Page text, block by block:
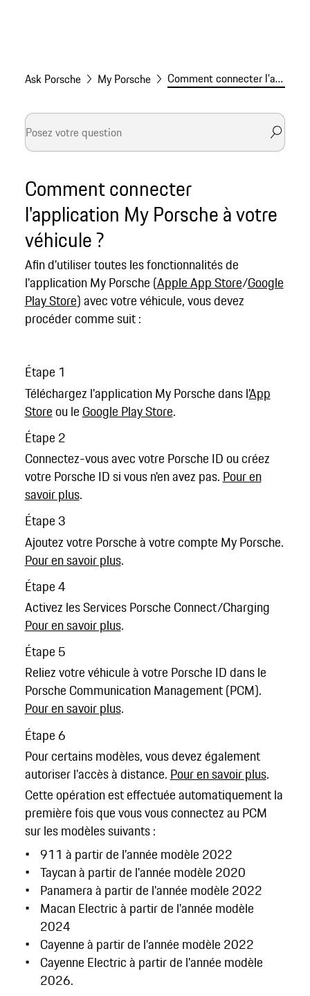
Ask Porsche My Porsche Comment connecter l'application My Porsche à votre véhicule
Comment connecter
l'application My Porsche à votre
véhicule ?
Afin d'utiliser toutes les fonctionnalités de
l'application My Porsche (Apple App Store/Google
Play Store) avec votre véhicule, vous devez
procéder comme suit :
Étape 1
Téléchargez l'application My Porsche dans l'App
Storeou le Google Play Store.
Étape 2
Connectez-vous avec votre Porsche ID ou créez
votre Porsche ID si vous n'en avez pas. Pour en
savoir plus.
Étape 3
Ajoutez votre Porsche à votre compte My Porsche.
Pour en savoir plus.
Étape 4
Activez les Services Porsche Connect/Charging
Pour en savoir plus.
Étape 5
Reliez votre véhicule à votre Porsche ID dans le
Porsche Communication Management (PCM).
Pour en savoir plus.
Étape 6
Pour certains modèles, vous devez également
autoriser l'accès à distance. Pour en savoir plus.
Cette opération est effectuée automatiquement la
première fois que vous vous connectez au PCM
sur les modèles suivants :
911 à partir de l'année modèle 2022
Taycan à partir de l'année modèle 2020
Panamera à partir de l'année modèle 2022
Macan Electric à partir de l'année modèle
2024
Cayenne à partir de l'année modèle 2022
Cayenne Electric à partir de l'année modèle
2026.